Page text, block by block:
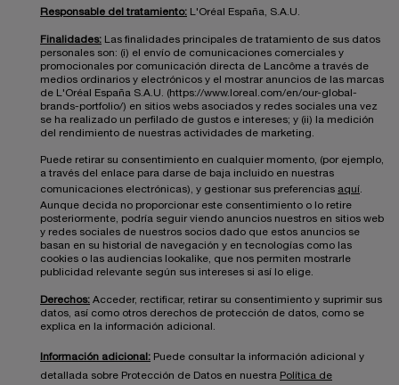
Responsable del tratamiento: L'Oréal España, S.A.U.
Finalidades: Las finalidades principales de tratamiento de sus datos
personales son: (i) el envío de comunicaciones comerciales y
promocionales por comunicación directa de Lancôme a través de
medios ordinarios y electrónicos y el mostrar anuncios de las marcas
de L'Oréal España S.A.U. (https://www.loreal.com/en/our-global-
brands-portfolio/) en sitios webs asociados y redes sociales una vez
se ha realizado un perfilado de gustos e intereses; y (ii) la medición
del rendimiento de nuestras actividades de marketing.
Puede retirar su consentimiento en cualquier momento, (por ejemplo,
a través del enlace para darse de baja incluido en nuestras
comunicaciones electrónicas), y gestionar sus preferencias aquí.
Aunque decida no proporcionar este consentimiento o lo retire
posteriormente, podría seguir viendo anuncios nuestros en sitios web
y redes sociales de nuestros socios dado que estos anuncios se
basan en su historial de navegación y en tecnologías como las
cookies o las audiencias lookalike, que nos permiten mostrarle
publicidad relevante según sus intereses si así lo elige.
Derechos: Acceder, rectificar, retirar su consentimiento y suprimir sus
datos, así como otros derechos de protección de datos, como se
explica en la información adicional.
Información adicional: Puede consultar la información adicional y
detallada sobre Protección de Datos en nuestra Política de